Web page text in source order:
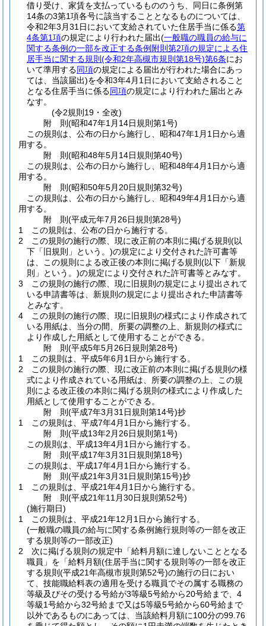
借り受け、家賃を支払っているもののうち、同日に条例第
14条の3第1項各号に該当することとなるものについては、
令和2年3月31日において支給されていた住居手当に係る第
4条第1項の規定により行われた届出(一般職の職員の給与に
関する条例の一部を改正する条例附則第2項の規定による住
居手当に関する規則 (令和2年高槻市規則第18号)第6条にお
いて準用する同項の規定による届出が行われた場合にあっ
ては、当該届出)を令和3年4月1日において支給されること
となる住居手当に係る同項の規定により行われた届出とみ
なす。
(令2規則19・全改)
附 則(昭和47年1月14日規則第1号)
この規則は、公布の日から施行し、昭和47年1月1日から適
用する。
附 則(昭和48年5月14日規則第40号)
この規則は、公布の日から施行し、昭和48年4月1日から適
用する。
附 則(昭和50年5月20日規則第32号)
この規則は、公布の日から施行し、昭和49年4月1日から適
用する。
附 則(平成元年7月26日規則第28号)
1
この規則は、公布の日から施行する。
2
この規則の施行の際、現に改正前の本則に掲げる規則 (以
下「旧規則」という。)の規定により交付された許可書等
は、この規則による改正後の本則に掲げる規則 (以下「新規
則」という。)の規定により交付された許可書等とみなす。
3
この規則の施行の際、現に旧規則の規定により提出されて
いる申請書等は、新規則の規定により提出された申請書等
とみなす。
4
この規則の施行の際、現に旧規則の様式により作成されて
いる用紙は、当分の間、所要の調整の上、新規則の様式に
より作成した用紙として使用することができる。
附 則(平成5年5月26日規則第28号)
1
この規則は、平成5年6月1日から施行する。
2
この規則の施行の際、現に改正前の本則に掲げる規則の様
式により作成されている用紙は、所要の調整の上、この規
則による改正後の本則に掲げる規則の様式により作成した
用紙として使用することができる。
附 則(平成7年3月31日規則第14号)抄
1
この規則は、平成7年4月1日から施行する。
附 則(平成13年2月26日規則第1号)
この規則は、平成13年4月1日から施行する。
附 則(平成17年3月31日規則第18号)
この規則は、平成17年4月1日から施行する。
附 則(平成21年3月31日規則第15号)抄
1
この規則は、平成21年4月1日から施行する。
附 則(平成21年11月30日規則第52号)
(施行期日)
1
この規則は、平成21年12月1日から施行する。
(一般職の職員の給与に関する条例施行規則等の一部を改正
する規則等の一部改正)
2
次に掲げる規則の規定中「給料月額に達しないこととなる
職員」を「給料月額(住居手当に関する規則等の一部を改正
する規則 (平成21年高槻市規則第52号)の施行の日におい
て、技能職給料表の適用を受ける職員でその属する職務の
等級及びその受ける号給が3等級5号給から20号給まで、4
等級1号給から32号給まで又は5等級5号給から60号給まで
以外であるものにあっては、当該給料月額に100分の99.76